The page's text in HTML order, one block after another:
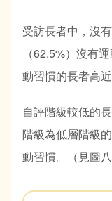
受訪長者中，沒
（62.5%）沒有
動習慣的長者高
自評階級較低的
階級為低層階級
動習慣。（見圖八